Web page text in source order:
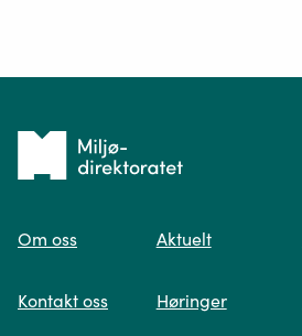
Spør oss
Tilbake
forsiden
Om oss
Kontakt oss
Aktuelt
Høringer